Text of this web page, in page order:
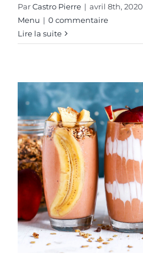
ParCastro Pierre | avril 8th, 2020
Menu | 0 commentaire
Lire la suite